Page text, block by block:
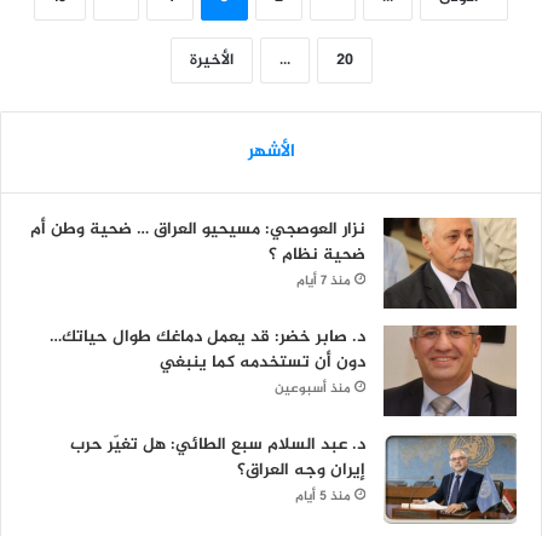
20
... الأخيرة
الأشهر
نزار العوصجي: مسيحيو العراق … ضحية وطن أم
ضحية نظام ؟
منذ 7 أيام
د. صابر خضر: قد يعمل دماغك طوال حياتك…
دون أن تستخدمه كما ينبغي
منذ أسبوعين
د. عبد السلام سبع الطائي: هل تغيّر حرب
إيران وجه العراق؟
منذ 5 أيام